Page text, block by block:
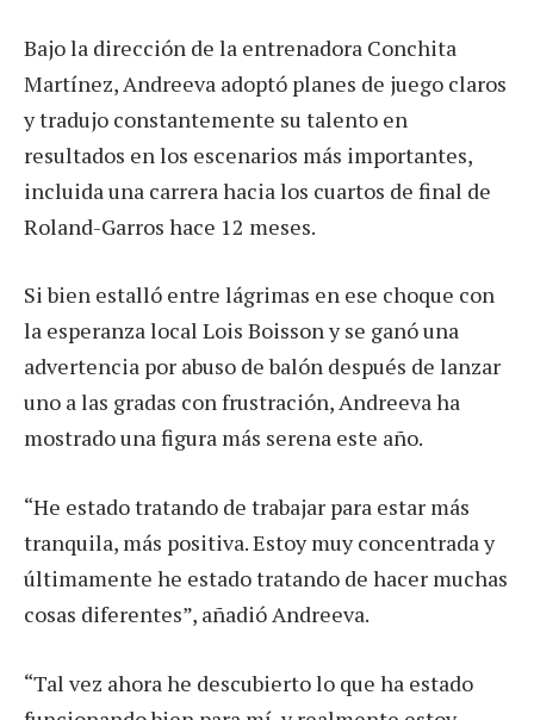
Bajo la dirección de la entrenadora Conchita
Martínez, Andreeva adoptó planes de juego claros
y tradujo constantemente su talento en
resultados en los escenarios más importantes,
incluida una carrera hacia los cuartos de final de
Roland-Garros hace 12 meses.
Si bien estalló entre lágrimas en ese choque con
la esperanza local Lois Boisson y se ganó una
advertencia por abuso de balón después de lanzar
uno a las gradas con frustración, Andreeva ha
mostrado una figura más serena este año.
“He estado tratando de trabajar para estar más
tranquila, más positiva. Estoy muy concentrada y
últimamente he estado tratando de hacer muchas
cosas diferentes”, añadió Andreeva.
“Tal vez ahora he descubierto lo que ha estado